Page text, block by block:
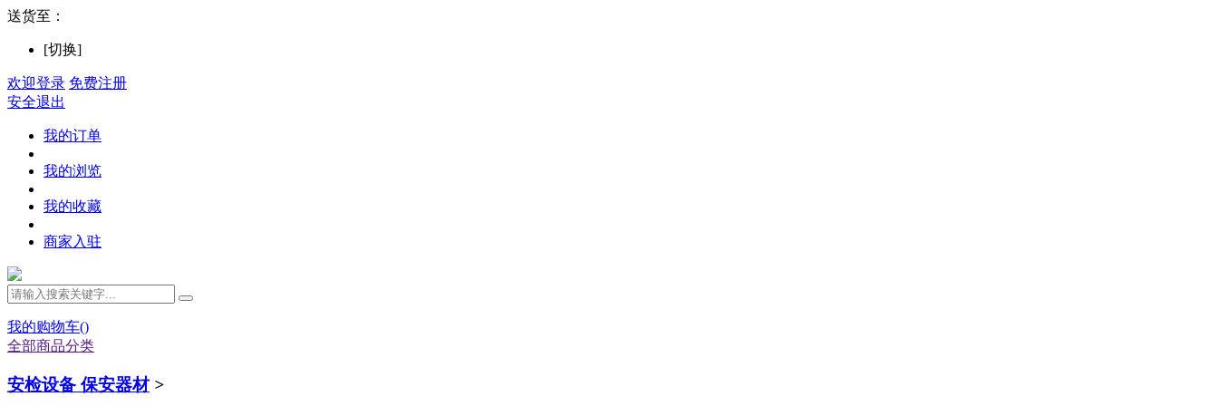
送货至：
[切换]
欢迎登录 免费注册
安全退出
我的订单
我的浏览
我的收藏
商家入驻
我的购物车()
全部商品分类
安检设备 保安器材 >